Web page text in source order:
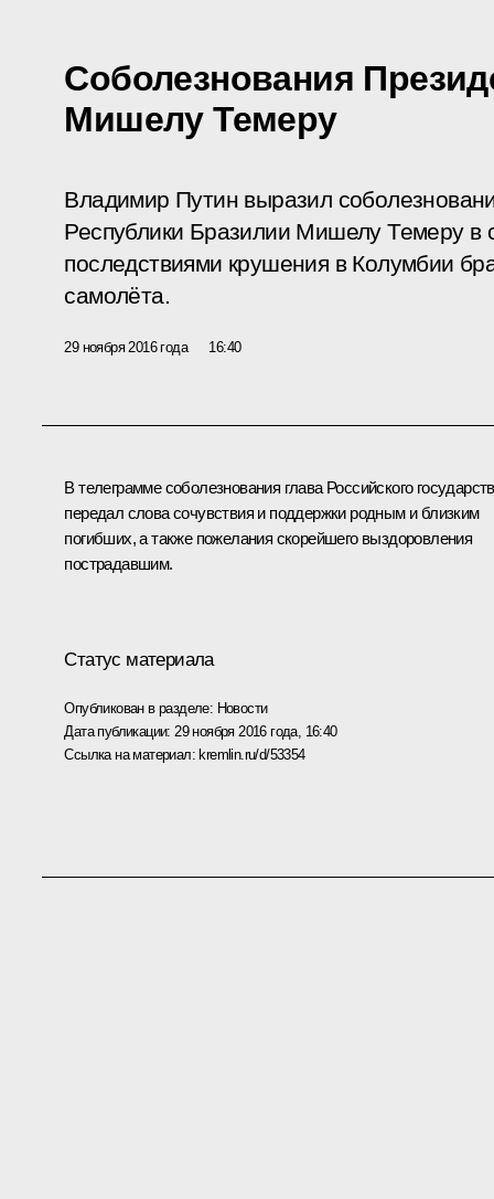
Соболезнования
Мишелу Темеру
Владимир Путин выразил
Республики Бразилии Мишелу Темеру в
последствиями крушения в Колумбии
самолёта.
29 ноября 2016 года 16:40
В телеграмме соболезнования глава Российского
передал слова сочувствия и поддержки родным и близким
погибших, а также пожелания скорейшего выздоровления
пострадавшим.
Статус материала
Опубликован в разделе: Новости
Дата публикации: 29 ноября 2016 года, 16:40
Ссылка на материал: kremlin.ru/d/53354